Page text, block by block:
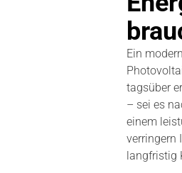
Ein
tagsüber
– sei es
einem
verringern
langfristig